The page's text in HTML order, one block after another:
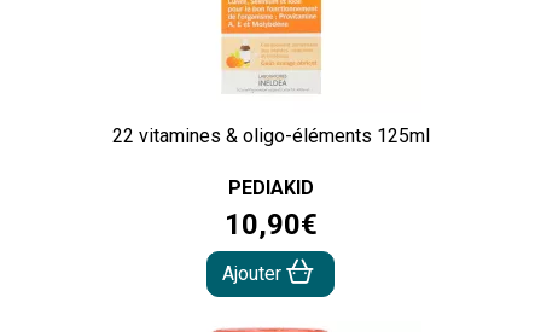
22 vitamines & oligo-éléments 125ml
PEDIAKID
10,90€
Ajouter